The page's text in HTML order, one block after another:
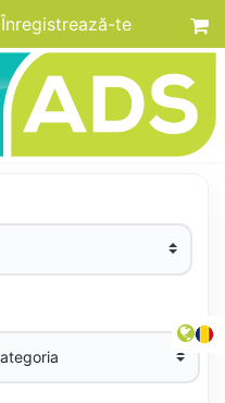
Înregistrează-te